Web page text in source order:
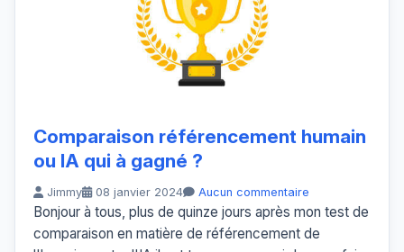
Comparaison référencement humain
ou IA qui à gagné ?
Jimmy 08 janvier 2024 Aucun commentaire
Bonjour à tous, plus de quinze jours après mon test de
comparaison en matière de référencement de